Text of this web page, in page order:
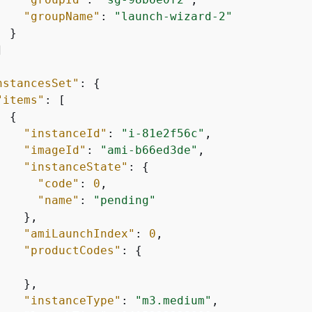
"groupName" :
"launch-wizard-2"
}
: {
: [
{
"instanceId" : "i-81e2f56c" ,
"imageId" : "ami-b66ed3de" ,
"instanceState" : {
"code" : 0 ,
"name" :
"pending"
},
"amiLaunchIndex" : 0 ,
"productCodes" : {
},
"instanceType" : "m3.medium" ,